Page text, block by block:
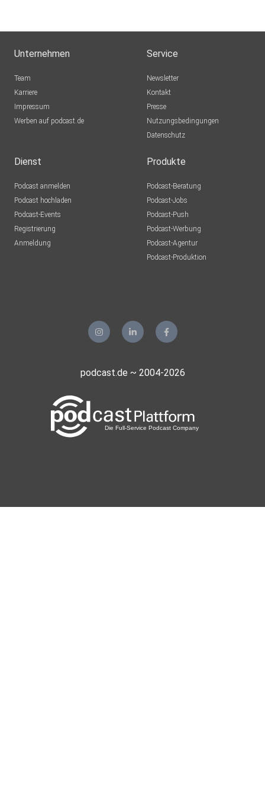
Unternehmen
Team
Karriere
Impressum
Werben auf podcast.de
Service
Newsletter
Kontakt
Presse
Nutzungsbedingungen
Datenschutz
Dienst
Podcast anmelden
Podcast hochladen
Podcast-Events
Registrierung
Anmeldung
Produkte
Podcast-Beratung
Podcast-Jobs
Podcast-Push
Podcast-Werbung
Podcast-Agentur
Podcast-Produktion
podcast.de ~ 2004-2026